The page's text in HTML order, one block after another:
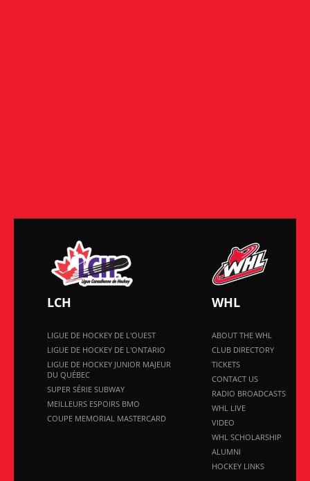
LCH
LIGUE DE HOCKEY DE L'OUEST
LIGUE DE HOCKEY DE L'ONTARIO
LIGUE DE HOCKEY JUNIOR MAJEUR
DU QUÉBEC
SUPER SÉRIE SUBWAY
MEILLEURS ESPOIRS BMO
COUPE MEMORIAL MASTERCARD
WHL
ABOUT THE WHL
CLUB DIRECTORY
TICKETS
CONTACT US
RADIO BROADCASTS
WHL LIVE
VIDEO
WHL SCHOLARSHIP
ALUMNI
HOCKEY LINKS